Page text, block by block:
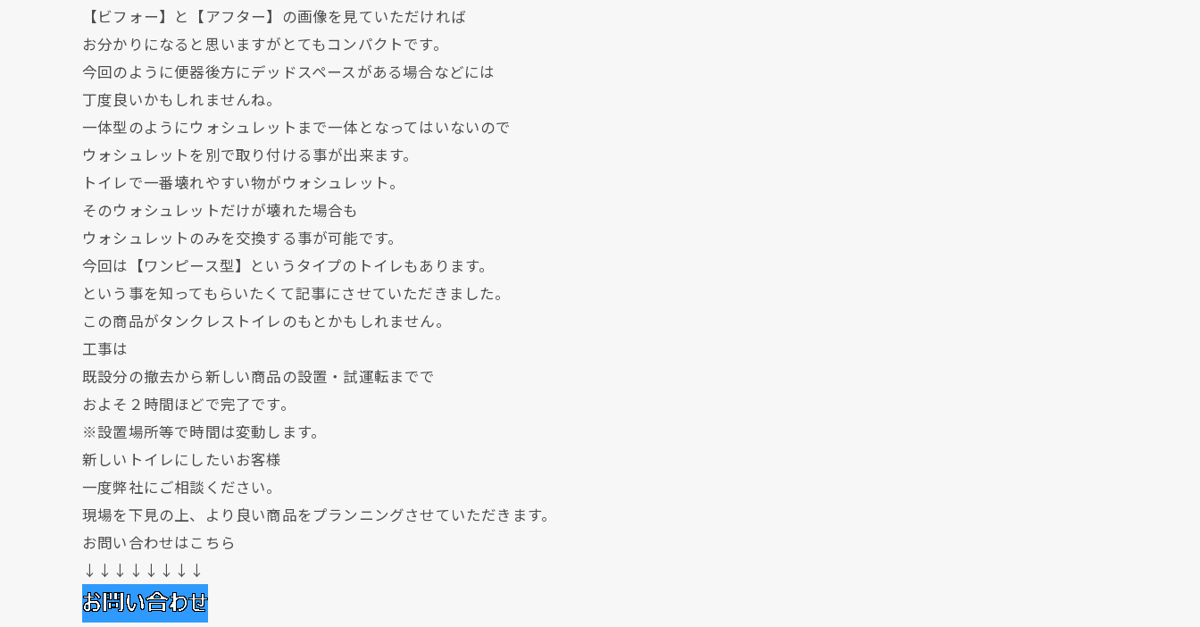
【ビフォー】と【アフター】の画像を見ていただければ
お分かりになると思いますがとてもコンパクトです。
今回のように便器後方にデッドスペースがある場合などには
丁度良いかもしれませんね。
一体型のようにウォシュレットまで一体となってはいないので
ウォシュレットを別で取り付ける事が出来ます。
トイレで一番壊れやすい物がウォシュレット。
そのウォシュレットだけが壊れた場合も
ウォシュレットのみを交換する事が可能です。
今回は【ワンピース型】というタイプのトイレもあります。
という事を知ってもらいたくて記事にさせていただきました。
この商品がタンクレストイレのもとかもしれません。
工事は
既設分の撤去から新しい商品の設置・試運転までで
およそ２時間ほどで完了です。
※設置場所等で時間は変動します。
新しいトイレにしたいお客様
一度弊社にご相談ください。
現場を下見の上、より良い商品をプランニングさせていただきます。
お問い合わせはこちら
↓↓↓↓↓↓↓↓